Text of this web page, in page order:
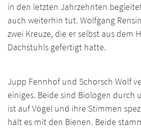
in den letzten Jahrzehnten
auch weiterhin tut. Wolfgang
zwei Kreuze, die er selbst aus dem
Dachstuhls gefertigt hatte.
Jupp Fennhof und Schorsch Wolf
einiges. Beide sind Biologen durch
ist auf Vögel und ihre Stimmen
hält es mit den Bienen. Beide